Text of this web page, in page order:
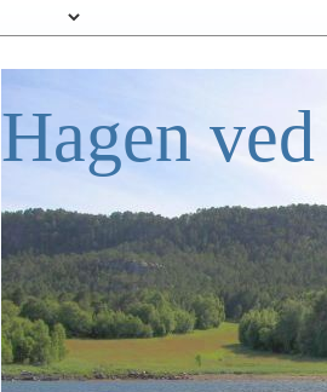
Hagen